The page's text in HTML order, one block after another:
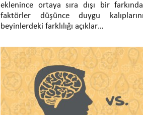
eklenince ortaya sıra dışı bir
faktörler düşünce duygu
beyinlerdeki farklılığı açıklar…